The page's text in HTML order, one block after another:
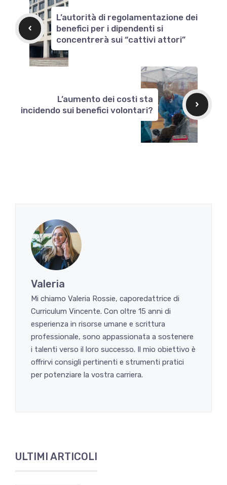
L’autorità di regolamentazione dei
benefici per i dipendenti si
concentrerà sui “cattivi attori”
L’aumento dei costi sta
incidendo sui benefici volontari?
Valeria
Mi chiamo Valeria Rossie, caporedattrice di
Curriculum Vincente. Con oltre 15 anni di
esperienza in risorse umane e scrittura
professionale, sono appassionata a sostenere
i talenti verso il loro successo. Il mio obiettivo è
offrirvi consigli pertinenti e strumenti pratici
per potenziare la vostra carriera.
ULTIMI ARTICOLI